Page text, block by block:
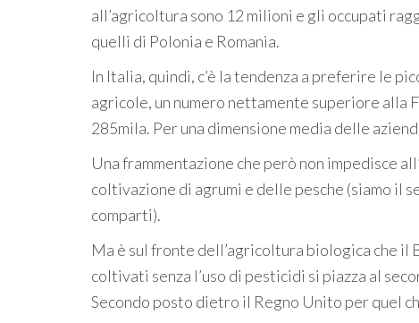
all’agricoltura sono 12 milioni e gli occupati
quelli di Polonia e Romania.
In Italia, quindi, c’è la tendenza a preferire le
agricole, un numero nettamente superiore alla
285mila. Per una dimensione media delle
Una frammentazione che però non impedisce
coltivazione di agrumi e delle pesche (siamo il
comparti).
Ma è sul fronte dell’agricoltura biologica che il
coltivati senza l’uso di pesticidi si piazza al
Secondo posto dietro il Regno Unito per quel